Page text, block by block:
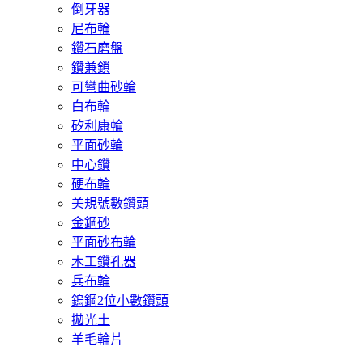
倒牙器
尼布輪
鑽石磨盤
鑽兼鎖
可彎曲砂輪
白布輪
矽利康輪
平面砂輪
中心鑽
硬布輪
美規號數鑽頭
金鋼砂
平面砂布輪
木工鑽孔器
兵布輪
鎢鋼2位小數鑽頭
拋光土
羊毛輪片